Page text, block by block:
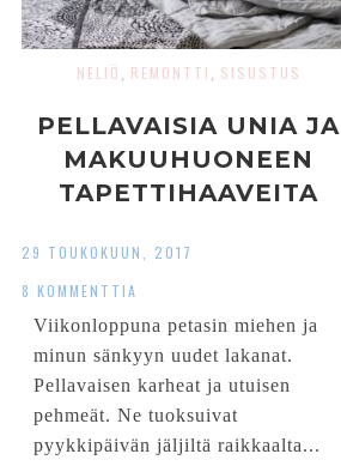
NELIÖ REMONTTI SISUSTUS
PELLAVAISIA UNIA JA
MAKUUHUONEEN
TAPETTIHAAVEITA
29 TOUKOKUUN, 2017
8 KOMMENTTIA
Viikonloppuna petasin miehen ja
minun sänkyyn uudet lakanat.
Pellavaisen karheat ja utuisen
pehmeät. Ne tuoksuivat
pyykkipäivän jäljiltä raikkaalta...